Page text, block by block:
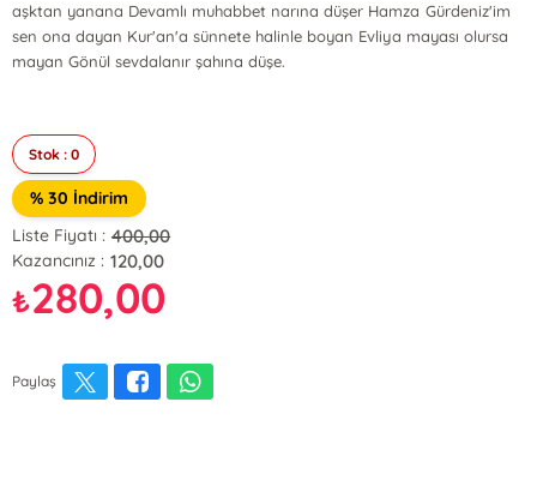
aşktan yanana Devamlı muhabbet narına düşer Hamza Gürdeniz'im
sen ona dayan Kur'an'a sünnete halinle boyan Evliya mayası olursa
mayan Gönül sevdalanır şahına düşe.
Stok : 0
% 30 İndirim
Liste Fiyatı : 400,00
Kazancınız : 120,00
₺280,00
Paylaş